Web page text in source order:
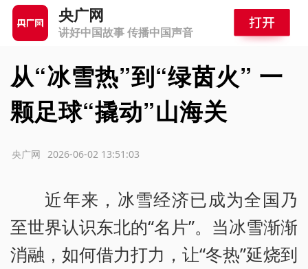
央广网
讲好中国故事 传播中国声音
从“冰雪热”到“绿茵火” 一
颗足球“撬动”山海关
2026-06-02 13:51:03
央广网
近年来，冰雪经济已成为全国乃
至世界认识东北的“名片”。当冰雪渐渐
消融，如何借力打力，让“冬热”延烧到